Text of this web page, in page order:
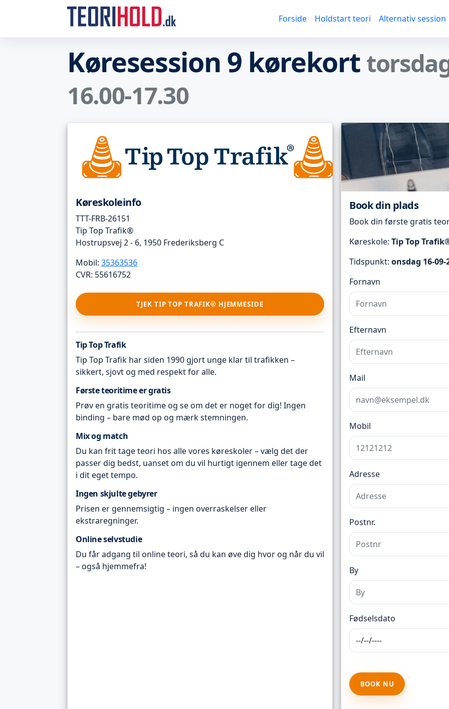
Forside Holdstart teori Alternativ session
Køresession 9 kørekort
16.00-17.30
Køreskoleinfo
TTT-FRB-26151
Tip Top Trafik®
Hostrupsvej 2 - 6, 1950 Frederiksberg C
Mobil: 35363536
CVR: 55616752
TJEK TIP TOP TRAFIK® HJEMMESIDE
Tip Top Trafik
Tip Top Trafik har siden 1990 gjort unge klar til trafikken –
sikkert, sjovt og med respekt for alle.
Første teoritime er gratis
Prøv en gratis teoritime og se om det er noget for dig! Ingen
binding – bare mød op og mærk stemningen.
Mix og match
Du kan frit tage teori hos alle vores køreskoler – vælg det der
passer dig bedst, uanset om du vil hurtigt igennem eller tage det
i dit eget tempo.
Ingen skjulte gebyrer
Prisen er gennemsigtig – ingen overraskelser eller
ekstraregninger.
Online selvstudie
Du får adgang til online teori, så du kan øve dig hvor og når du vil
– også hjemmefra!
Book din plads
Book din første gratis
Køreskole: Tip Top
Tidspunkt: onsdag 16-09-
Fornavn
Efternavn
Mail
Mobil
Adresse
Postnr.
By
Fødselsdato
BOOK NU